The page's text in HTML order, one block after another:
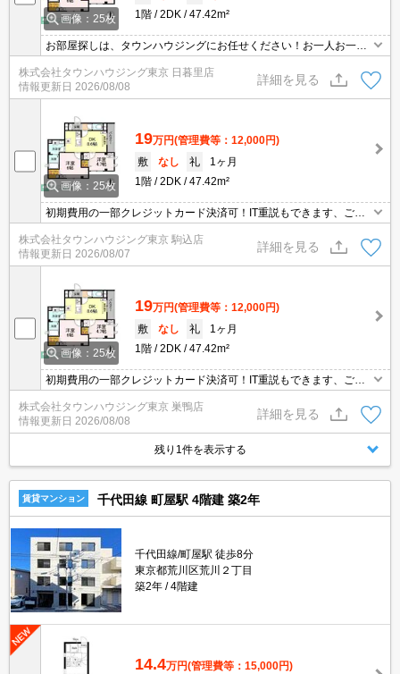
画像：25枚 1階 2DK 47.42m²
お部屋探しは、タウンハウジングにお任せください！お一人お一人
様に合ったお部屋をお探し致します。分からないことは何でもご相
談くださいませ。
株式会社タウンハウジング東京 日暮里店
情報更新日 2026/08/08
詳細を見る
画像：25枚
19万円(管理費等：12,000円)
敷
なし 礼
1ヶ月
1階
2DK 47.42m²
初期費用の一部クレジットカード決済可！IT重説もできます、ご相
談ください。オンライン内見相談可能！お電話ください。
株式会社タウンハウジング東京 駒込店
情報更新日 2026/08/07
詳細を見る
画像：25枚
19万円(管理費等：12,000円)
敷
なし 礼
1ヶ月
1階
2DK 47.42m²
初期費用の一部クレジットカード決済可！IT重説もできます、ご相
談ください。オンライン内見相談可能！お電話ください。
株式会社タウンハウジング東京 巣鴨店
情報更新日 2026/08/08
詳細を見る
残り1件を表示する
賃貸マンション 千代田線 町屋駅 4階建 築2年
千代田線/町屋駅 徒歩8分
東京都荒川区荒川２丁目
築2年
4階建
14.4万円(管理費等：15,000円)